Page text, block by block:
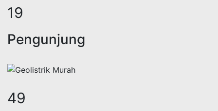
24
Pengunjung
61